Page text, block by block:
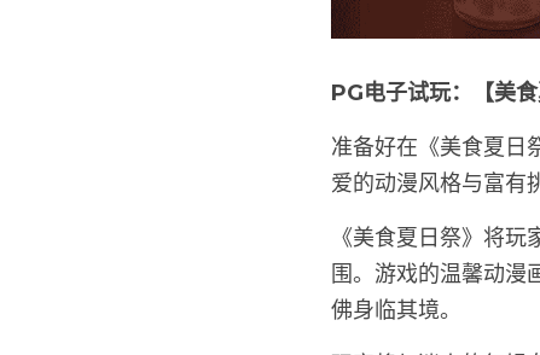
PG电子试玩：【美
准备好在《美食夏日
爱的动漫风格与富有
《美食夏日祭》将
围。游戏的温馨动漫
佛身临其境。